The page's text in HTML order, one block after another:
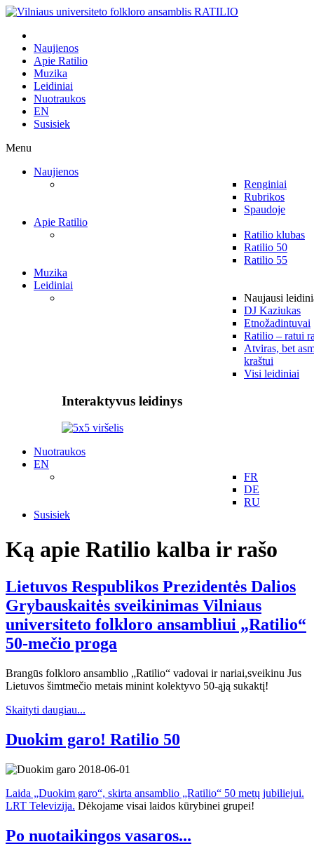
Naujienos
Apie Ratilio
Muzika
Leidiniai
Nuotraukos
EN
Susisiek
Menu
Naujienos
Renginiai
Rubrikos
Spaudoje
Apie Ratilio
Ratilio klubas
Ratilio 50
Ratilio 55
Muzika
Leidiniai
Naujausi
DJ Kaziukas
Etnožadintuvai
Ratilio – ratui
Atviras, bet
kraštui
Visi leidiniai
Interaktyvus leidinys
Nuotraukos
EN
FR
DE
RU
Susisiek
Ką apie Ratilio kalba ir rašo
Lietuvos Respublikos Prezidentės Dalios
Grybauskaitės sveikinimas Vilniaus
universiteto folkloro ansambliui „Ratilio“
50-mečio proga
Brangūs folkloro ansamblio „Ratilio“ vadovai ir nariai,sveikinu Jus
Lietuvos šimtmečio metais minint kolektyvo 50-ąją sukaktį!
Skaityti daugiau...
Duokim garo! Ratilio 50
Laida „Duokim garo“, skirta ansamblio „Ratilio“ 50 metų jubiliejui.
LRT Televizija. Dėkojame visai laidos kūrybinei grupei!
Po nuotaikingos vasaros...